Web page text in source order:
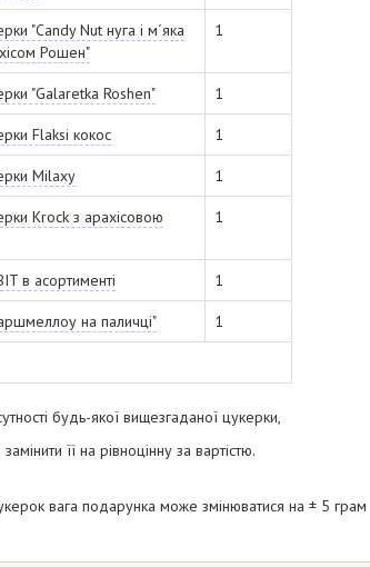
"Candy Nut нуга і м´яка
Рошен"
1
"Galaretka Roshen" 1
Flaksi кокос 1
Milaxy 1
Krock з арахісовою
1
в асортименті 1
на паличці" 1
будь-якої вищезгаданої цукерки,
її на рівноцінну за вартістю.
вага подарунка може змінюватися на ± 5 грам